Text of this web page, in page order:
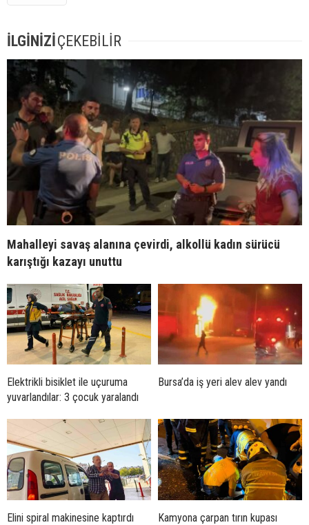
İLGİNİZİÇEKEBİLİR
Mahalleyi savaş alanına çevirdi, alkollü kadın sürücü
karıştığı kazayı unuttu
Elektrikli bisiklet ile uçuruma
yuvarlandılar: 3 çocuk yaralandı
Bursa’da iş yeri alev alev yandı
Elini spiral makinesine kaptırdı
Kamyona çarpan tırın kupası